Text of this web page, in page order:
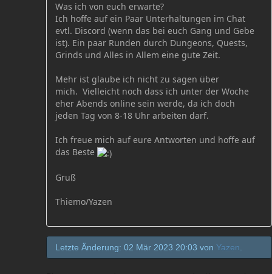
Was ich von euch erwarte?
Ich hoffe auf ein Paar Unterhaltungen im Chat
evtl. Discord (wenn das bei euch Gang und Gebe
ist). Ein paar Runden durch Dungeons, Quests,
Grinds und Alles in Allem eine gute Zeit.
Mehr ist glaube ich nicht zu sagen über
mich. Vielleicht noch dass ich unter der Woche
eher Abends online sein werde, da ich doch
jeden Tag von 8-18 Uhr arbeiten darf.
Ich freue mich auf eure Antworten und hoffe auf
das Beste
Gruß
Thiemo/Yazen
Letzte Änderung: 02 Mär 2023 20:03 vonYazen